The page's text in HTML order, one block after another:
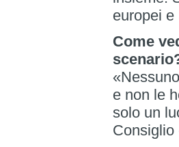
europei e
Come
e non le
solo un
Consiglio